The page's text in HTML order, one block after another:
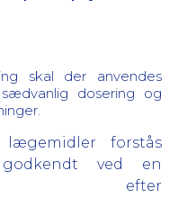
skal der anvendes
dosering og
forstås
ved en
efter